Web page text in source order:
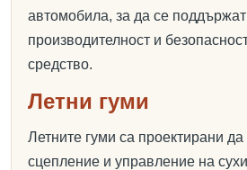
автомобила, за да се поддържат
производителност и
средство.
Летни гуми
Летните гуми са проектирани да
сцепление и управление на